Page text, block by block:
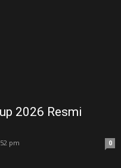
2026 Resmi
pm 0